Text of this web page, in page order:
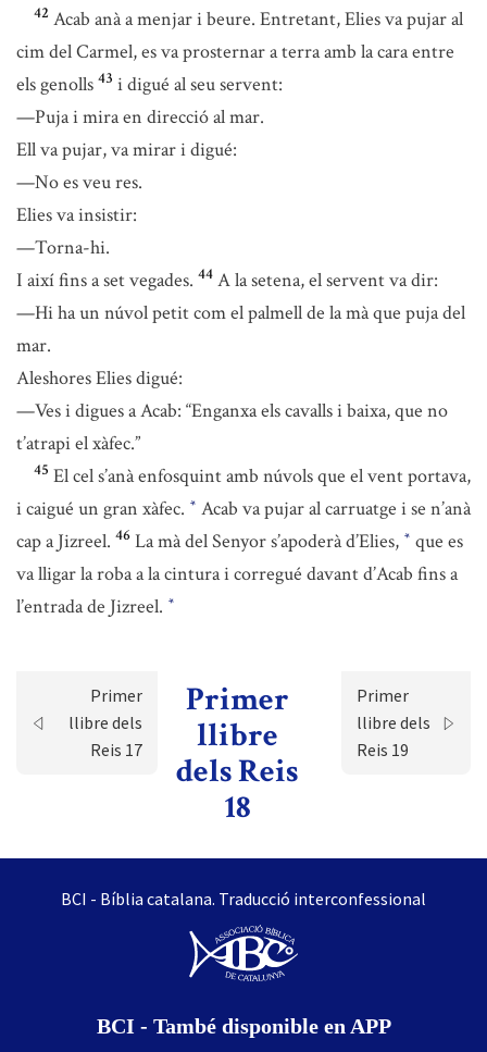
42 Acab anà a menjar i beure. Entretant, Elies va pujar al
cim del Carmel, es va prosternar a terra amb la cara entre
els genolls 43 i digué al seu servent:
—Puja i mira en direcció al mar.
Ell va pujar, va mirar i digué:
—No es veu res.
Elies va insistir:
—Torna-hi.
I així fins a set vegades. 44 A la setena, el servent va dir:
—Hi ha un núvol petit com el palmell de la mà que puja del
mar.
Aleshores Elies digué:
—Ves i digues a Acab: “Enganxa els cavalls i baixa, que no
t’atrapi el xàfec.”
45 El cel s’anà enfosquint amb núvols que el vent portava,
i caigué un gran xàfec. * Acab va pujar al carruatge i se n’anà
cap a Jizreel. 46 La mà del Senyor s’apoderà d’Elies, * que es
va lligar la roba a la cintura i corregué davant d’Acab fins a
l’entrada de Jizreel. *
Primer
llibre dels
Reis 17
Primer
llibre
dels Reis
18
Primer
llibre dels
Reis 19
BCI - Bíblia catalana. Traducció interconfessional
BCI - També disponible en APP